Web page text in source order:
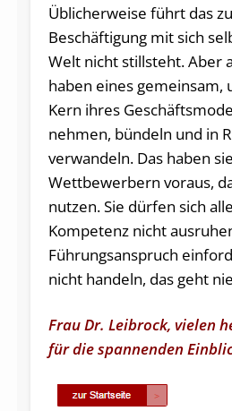
Üblicherweise führt das
Beschäftigung mit sich
Welt nicht stillsteht. Aber
haben eines gemeinsam,
Kern ihres
nehmen, bündeln und in
verwandeln. Das haben
Wettbewerbern voraus,
nutzen. Sie dürfen sich
Kompetenz nicht
Führungsanspruch
nicht handeln, das geht
Frau Dr. Leibrock, vielen
für die spannenden